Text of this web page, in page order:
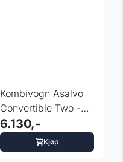
Kombivogn Asalvo
Convertible Two -
fargevalg
6.130,-
Kjøp